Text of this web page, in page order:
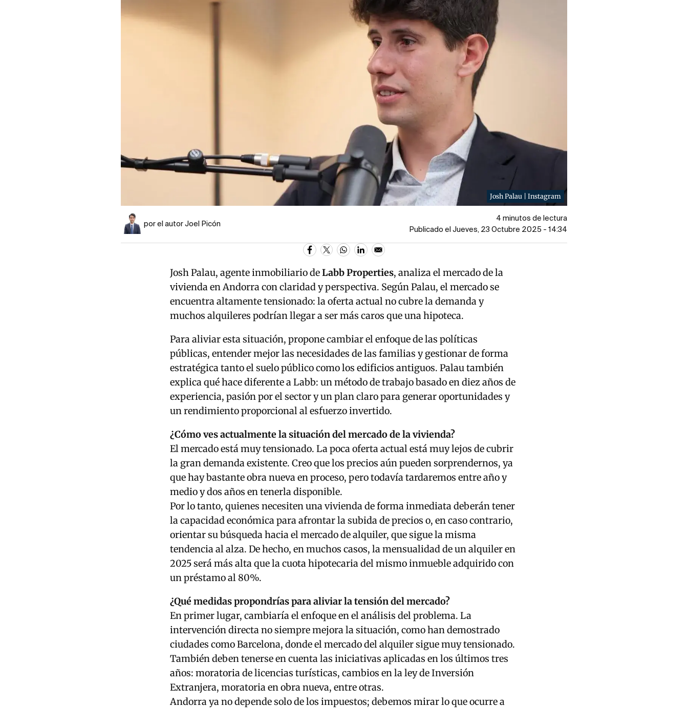
Josh Palau | Instagram
por el autor Joel Picón
4 minutos de lectura
Publicado el Jueves, 23 Octubre 2025 - 14:34
Josh Palau, agente inmobiliario deLabb Properties, analiza el mercado de la
vivienda en Andorra con claridad y perspectiva. Según Palau, el mercado se
encuentra altamente tensionado: la oferta actual no cubre la demanda y
muchos alquileres podrían llegar a ser más caros que una hipoteca.
Para aliviar esta situación, propone cambiar el enfoque de las políticas
públicas, entender mejor las necesidades de las familias y gestionar de forma
estratégica tanto el suelo público como los edificios antiguos. Palau también
explica qué hace diferente a Labb: un método de trabajo basado en diez años de
experiencia, pasión por el sector y un plan claro para generar oportunidades y
un rendimiento proporcional al esfuerzo invertido.
¿Cómo ves actualmente la situación del mercado de la vivienda?
El mercado está muy tensionado. La poca oferta actual está muy lejos de cubrir
la gran demanda existente. Creo que los precios aún pueden sorprendernos, ya
que hay bastante obra nueva en proceso, pero todavía tardaremos entre año y
medio y dos años en tenerla disponible.
Por lo tanto, quienes necesiten una vivienda de forma inmediata deberán tener
la capacidad económica para afrontar la subida de precios o, en caso contrario,
orientar su búsqueda hacia el mercado de alquiler, que sigue la misma
tendencia al alza. De hecho, en muchos casos, la mensualidad de un alquiler en
2025 será más alta que la cuota hipotecaria del mismo inmueble adquirido con
un préstamo al 80%.
¿Qué medidas propondrías para aliviar la tensión del mercado?
En primer lugar, cambiaría el enfoque en el análisis del problema. La
intervención directa no siempre mejora la situación, como han demostrado
ciudades como Barcelona, donde el mercado del alquiler sigue muy tensionado.
También deben tenerse en cuenta las iniciativas aplicadas en los últimos tres
años: moratoria de licencias turísticas, cambios en la ley de Inversión
Extranjera, moratoria en obra nueva, entre otras.
Andorra ya no depende solo de los impuestos; debemos mirar lo que ocurre a